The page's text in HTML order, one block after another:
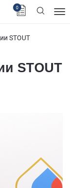
0
STOUT
STOUT